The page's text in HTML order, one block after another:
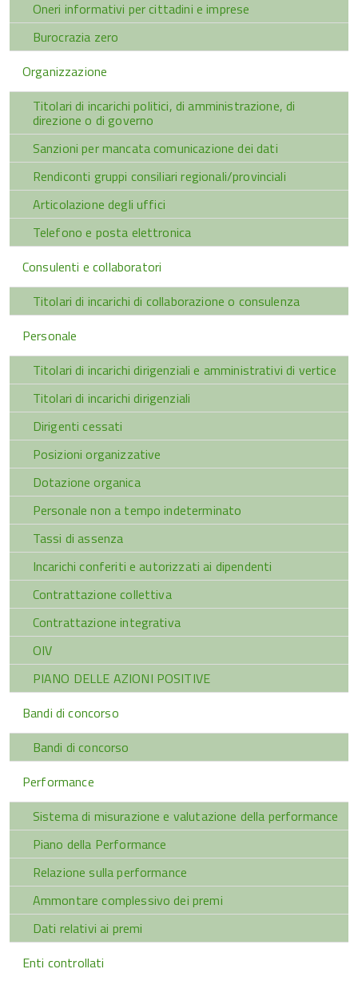
Oneri informativi per cittadini e imprese
Burocrazia zero
Organizzazione
Titolari di incarichi politici, di amministrazione, di
direzione o di governo
Sanzioni per mancata comunicazione dei dati
Rendiconti gruppi consiliari regionali/provinciali
Articolazione degli uffici
Telefono e posta elettronica
Consulenti e collaboratori
Titolari di incarichi di collaborazione o consulenza
Personale
Titolari di incarichi dirigenziali e amministrativi di vertice
Titolari di incarichi dirigenziali
Dirigenti cessati
Posizioni organizzative
Dotazione organica
Personale non a tempo indeterminato
Tassi di assenza
Incarichi conferiti e autorizzati ai dipendenti
Contrattazione collettiva
Contrattazione integrativa
OIV
PIANO DELLE AZIONI POSITIVE
Bandi di concorso
Bandi di concorso
Performance
Sistema di misurazione e valutazione della performance
Piano della Performance
Relazione sulla performance
Ammontare complessivo dei premi
Dati relativi ai premi
Enti controllati